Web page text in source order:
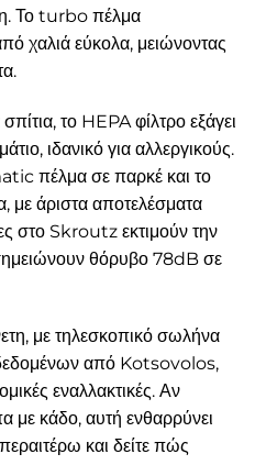
Το turbo πέλμα
χαλιά εύκολα, μειώνοντας
το HEPA φίλτρο εξάγει
ιδανικό για αλλεργικούς.
πέλμα σε παρκέ και το
με άριστα αποτελέσματα
στο Skroutz εκτιμούν την
θόρυβο 78dB σε
με τηλεσκοπικό σωλήνα
δεδομένων από Kotsovolos,
εναλλακτικές. Αν
με κάδο, αυτή ενθαρρύνει
και δείτε πώς